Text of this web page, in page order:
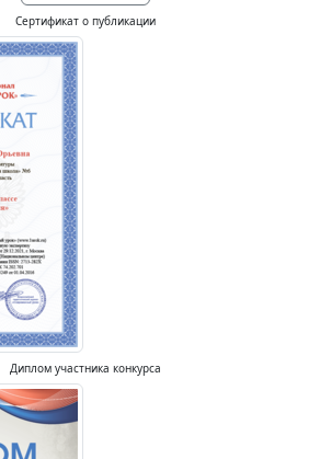
Сертификат о публикации
Диплом участника конкурса